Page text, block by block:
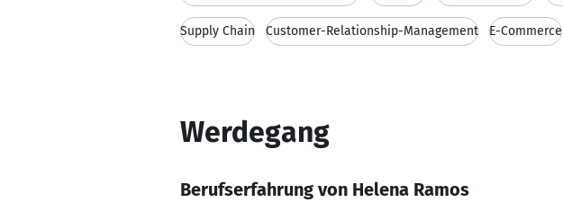
Supply Chain Customer-Relationship-Management E-Commerce
Werdegang
Berufserfahrung von Helena Ramos